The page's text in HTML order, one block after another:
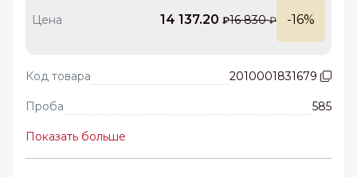
Цена 14 137.20 ₽16 830₽ -16%
Код товара 2010001831679
Проба 585
Показать больше